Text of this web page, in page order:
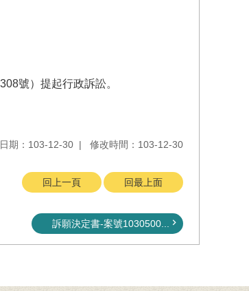
號）提起行政訴訟。
日期：103-12-30 修改時間：103-12-30
回上一頁 回最上面
訴願決定書-案號1030500...